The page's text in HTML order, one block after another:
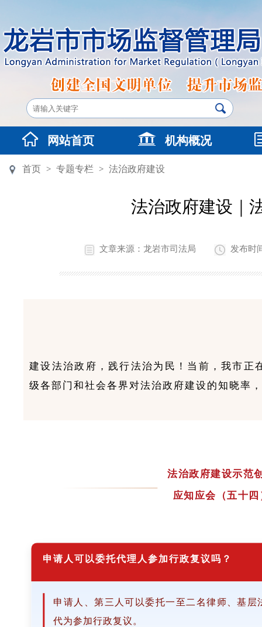
网站首页 机构概况
首页 > 专题专栏 > 法治政府建设
法治政府建设｜
文章来源：龙岩市司法局 发布时
建设法治政府，践行法治为民！当前，我市正
级各部门和社会各界对法治政府建设的知晓率
法治政府建设示范
应知应会（五十四
申请人可以委托代理人参加行政复议吗？
申请人、第三人可以委托一至二名律师、基
代为参加行政复议。